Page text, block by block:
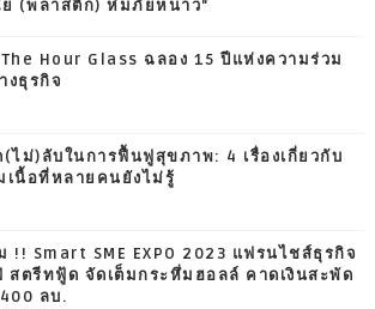
ย (พลาสติก) ห่มภัยหนาว"
The Hour Glass ฉลอง 15 ปีแห่งความร่วม
งธุรกิจ
(ไม่)ลับในการฟื้นฟูสุขภาพ: 4 เรื่องเกี่ยวกับ
เนื้อที่หลายคนยังไม่รู้
!! Smart SME EXPO 2023 แฟรนไชส์ธุรกิจ
สตรีทฟู้ด จัดเต็มกระหึ่มฮอลล์ คาดเงินสะพัด
ลบ.